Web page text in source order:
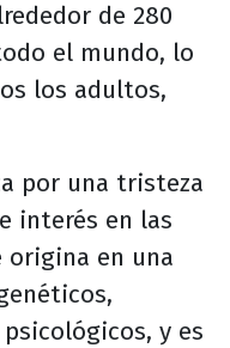
de 280
el mundo, lo
los adultos,
por una tristeza
interés en las
origina en una
y es